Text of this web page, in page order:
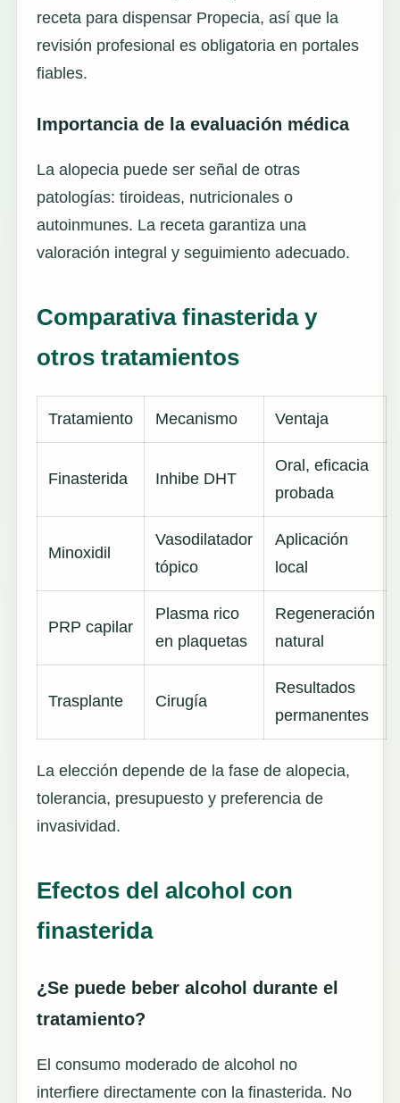
receta para dispensar Propecia, así que la
revisión profesional es obligatoria en portales
fiables.
Importancia de la evaluación médica
La alopecia puede ser señal de otras
patologías: tiroideas, nutricionales o
autoinmunes. La receta garantiza una
valoración integral y seguimiento adecuado.
Comparativa finasterida y
otros tratamientos
Tratamiento Mecanismo Ventaja
Finasterida Inhibe DHT
Oral, eficacia
probada
Minoxidil
Vasodilatador
tópico
Aplicación
local
PRP capilar
Plasma rico
en plaquetas
Regeneración
natural
Trasplante Cirugía
Resultados
permanentes
La elección depende de la fase de alopecia,
tolerancia, presupuesto y preferencia de
invasividad.
Efectos del alcohol con
finasterida
¿Se puede beber alcohol durante el
tratamiento?
El consumo moderado de alcohol no
interfiere directamente con la finasterida. No